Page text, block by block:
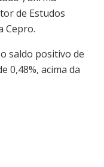
de Estudos
Cepro.
saldo positivo de
0,48%, acima da